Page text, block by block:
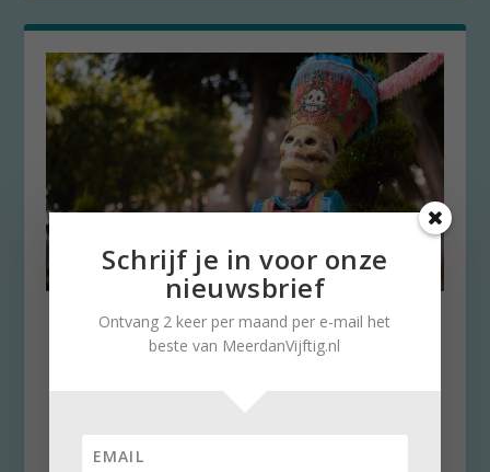
Leven van de doden vieren
tijdens allerzielen
Schrijf je in voor onze
nieuwsbrief
Ontvang 2 keer per maand per e-mail het
beste van MeerdanVijftig.nl